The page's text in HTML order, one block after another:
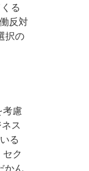
る
反対
択の
考慮
ス
る
ク
かん